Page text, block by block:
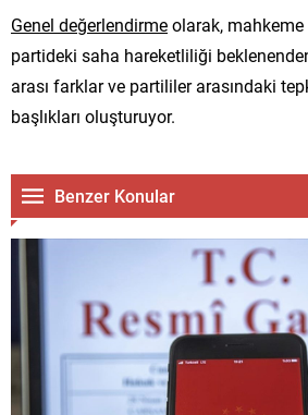
Genel değerlendirmeolarak, mahkeme
partideki saha hareketliliği
arası farklar ve partililer arasındaki
başlıkları oluşturuyor.
Benzer Konular